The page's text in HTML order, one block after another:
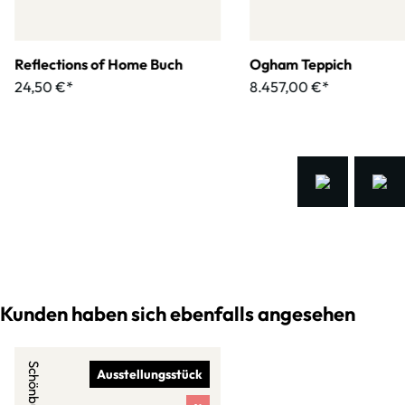
Reflections of Home Buch
24,50 €*
Ogham Teppich
8.457,00 €*
Kunden haben sich ebenfalls angesehen
Ausstellungsstück